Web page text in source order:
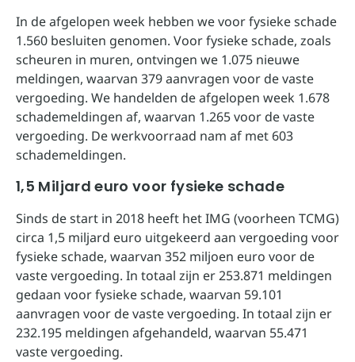
In de afgelopen week hebben we voor fysieke schade
1.560 besluiten genomen. Voor fysieke schade, zoals
scheuren in muren, ontvingen we 1.075 nieuwe
meldingen, waarvan 379 aanvragen voor de vaste
vergoeding. We handelden de afgelopen week 1.678
schademeldingen af, waarvan 1.265 voor de vaste
vergoeding. De werkvoorraad nam af met 603
schademeldingen.
1,5 Miljard euro voor fysieke schade
Sinds de start in 2018 heeft het IMG (voorheen TCMG)
circa 1,5 miljard euro uitgekeerd aan vergoeding voor
fysieke schade, waarvan 352 miljoen euro voor de
vaste vergoeding. In totaal zijn er 253.871 meldingen
gedaan voor fysieke schade, waarvan 59.101
aanvragen voor de vaste vergoeding. In totaal zijn er
232.195 meldingen afgehandeld, waarvan 55.471
vaste vergoeding.